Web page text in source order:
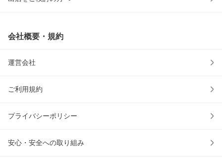
会社概要・規約
運営会社
ご利用規約
プライバシーポリシー
安心・安全への取り組み